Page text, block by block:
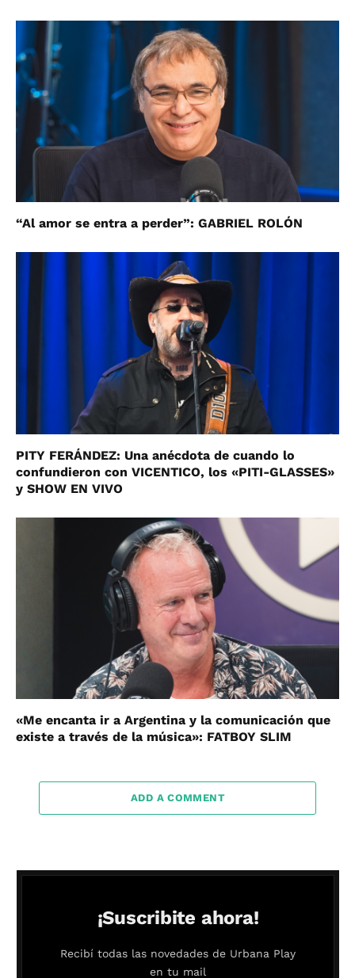
“Al amor se entra a perder”: GABRIEL ROLÓN
PITY FERÁNDEZ: Una anécdota de cuando lo
confundieron con VICENTICO, los «PITI-GLASSES»
y SHOW EN VIVO
«Me encanta ir a Argentina y la comunicación que
existe a través de la música»: FATBOY SLIM
ADD A COMMENT
¡Suscribite ahora!
Recibí todas las novedades de Urbana Play
en tu mail